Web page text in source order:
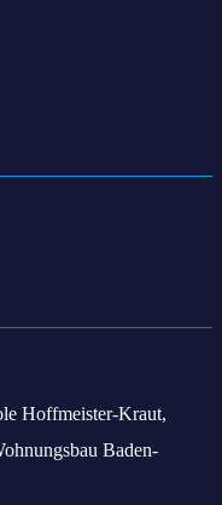
Hoffmeister-Kraut,
Baden-